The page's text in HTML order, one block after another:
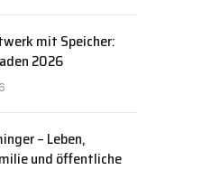
mit Speicher:
2026
– Leben,
und öffentliche